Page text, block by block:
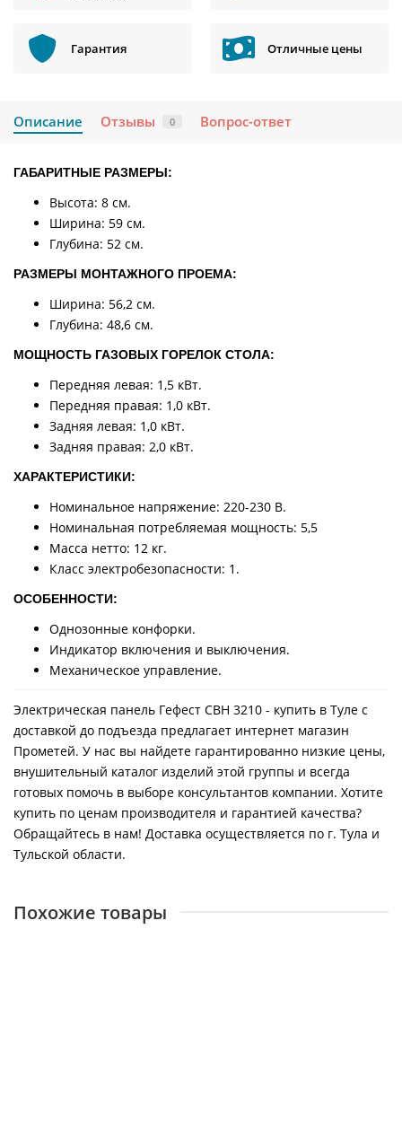
Гарантия Отличные цены
Описание Отзывы 0 Вопрос-ответ
ГАБАРИТНЫЕ РАЗМЕРЫ:
Высота: 8 см.
Ширина: 59 см.
Глубина: 52 см.
РАЗМЕРЫ МОНТАЖНОГО ПРОЕМА:
Ширина: 56,2 см.
Глубина: 48,6 см.
МОЩНОСТЬ ГАЗОВЫХ ГОРЕЛОК СТОЛА:
Передняя левая: 1,5 кВт.
Передняя правая: 1,0 кВт.
Задняя левая: 1,0 кВт.
Задняя правая: 2,0 кВт.
ХАРАКТЕРИСТИКИ:
Номинальное напряжение: 220-230 В.
Номинальная потребляемая мощность: 5,5
Масса нетто: 12 кг.
Класс электробезопасности: 1.
ОСОБЕННОСТИ:
Однозонные конфорки.
Индикатор включения и выключения.
Механическое управление.
Электрическая панель Гефест СВН 3210 - купить в Туле с
доставкой до подъезда предлагает интернет магазин
Прометей. У нас вы найдете гарантированно низкие цены,
внушительный каталог изделий этой группы и всегда
готовых помочь в выборе консультантов компании. Хотите
купить по ценам производителя и гарантией качества?
Обращайтесь в нам! Доставка осуществляется по г. Тула и
Тульской области.
Похожие товары